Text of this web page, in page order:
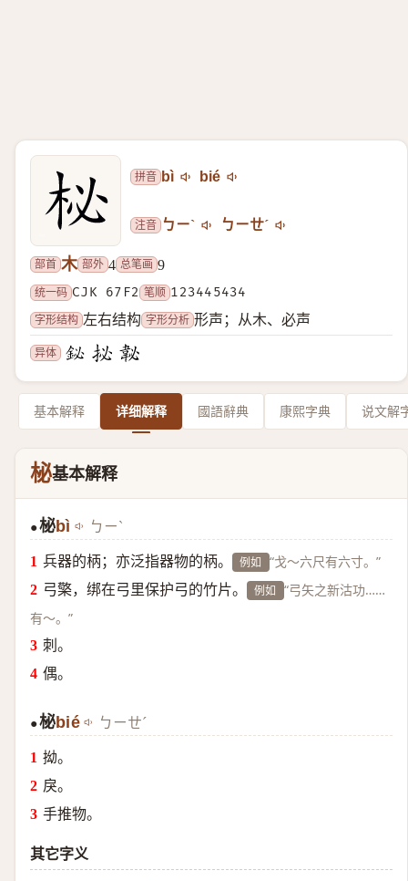
拼音 bì bié
注音 ㄅㄧˋ ㄅㄧㄝˊ
部首 木 部外 4 总笔画 9
统一码 CJK 67F2 笔顺 123445434
字形结构 左右结构 字形分析 形声；从木、必声
异体
基本解释 详细解释 國語辭典 康熙字典 说文解
柲基本解释
●柲bì ㄅㄧˋ
兵器的柄；亦泛指器物的柄。 例如 “戈～六尺有六寸。”
弓檠，绑在弓里保护弓的竹片。 例如 “弓矢之新沽功……
有～。”
刺。
偶。
●柲bié ㄅㄧㄝˊ
拗。
戾。
手推物。
其它字义